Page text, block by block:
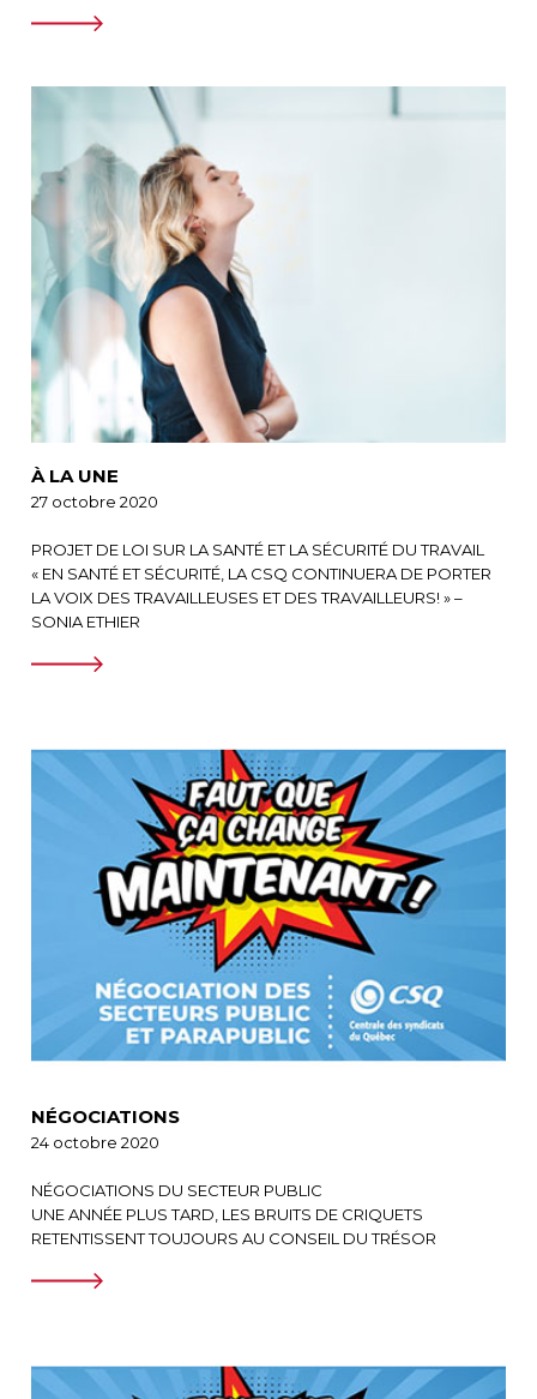
À LA UNE
27 octobre 2020
PROJET DE LOI SUR LA SANTÉ ET LA SÉCURITÉ DU TRAVAIL
« EN SANTÉ ET SÉCURITÉ, LA CSQ CONTINUERA DE PORTER
LA VOIX DES TRAVAILLEUSES ET DES TRAVAILLEURS! » –
SONIA ETHIER
NÉGOCIATIONS
24 octobre 2020
NÉGOCIATIONS DU SECTEUR PUBLIC
UNE ANNÉE PLUS TARD, LES BRUITS DE CRIQUETS
RETENTISSENT TOUJOURS AU CONSEIL DU TRÉSOR